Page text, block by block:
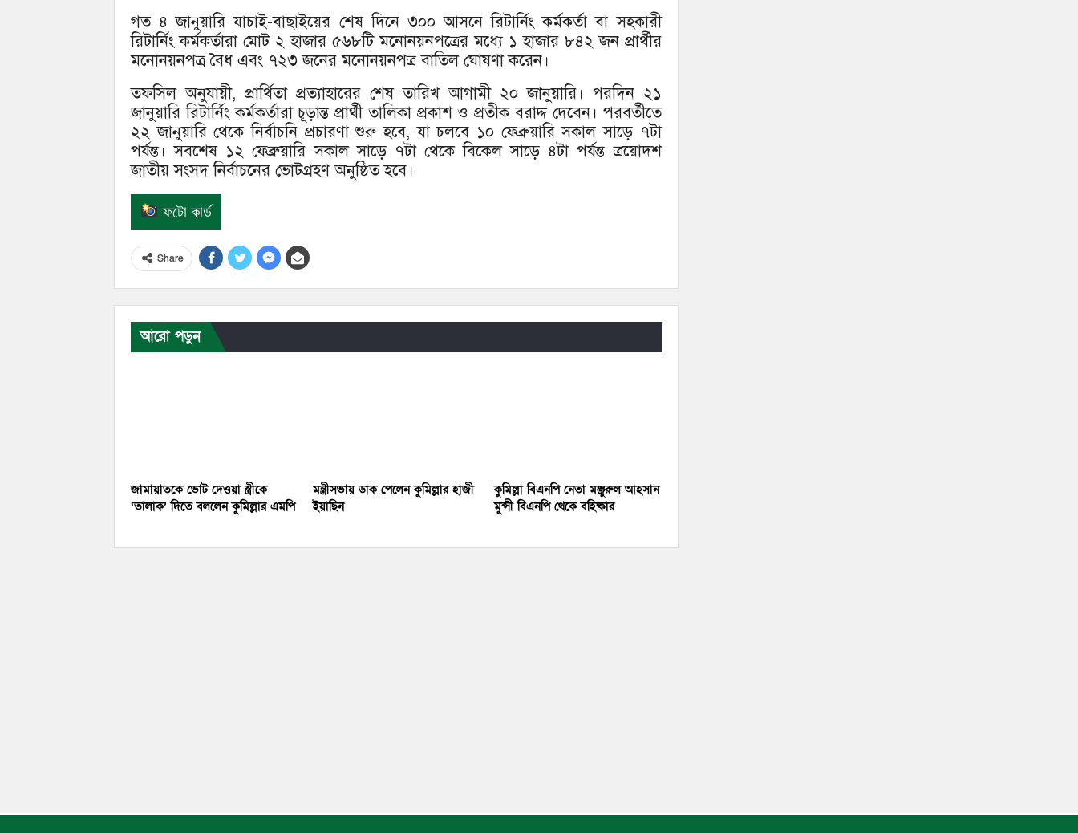
গত ৪ জানুয়ারি যাচাই-বাছাইয়ের শেষ দিনে ৩০০ আসনে রিটার্নিং কর্মকর্তা বা সহকারী
রিটার্নিং কর্মকর্তারা মোট ২ হাজার ৫৬৮টি মনোনয়নপত্রের মধ্যে ১ হাজার ৮৪২ জন প্রার্থীর
মনোনয়নপত্র বৈধ এবং ৭২৩ জনের মনোনয়নপত্র বাতিল ঘোষণা করেন।
তফসিল অনুযায়ী, প্রার্থিতা প্রত্যাহারের শেষ তারিখ আগামী ২০ জানুয়ারি। পরদিন ২১
জানুয়ারি রিটার্নিং কর্মকর্তারা চূড়ান্ত প্রার্থী তালিকা প্রকাশ ও প্রতীক বরাদ্দ দেবেন। পরবর্তীতে
২২ জানুয়ারি থেকে নির্বাচনি প্রচারণা শুরু হবে, যা চলবে ১০ ফেব্রুয়ারি সকাল সাড়ে ৭টা
পর্যন্ত। সবশেষ ১২ ফেব্রুয়ারি সকাল সাড়ে ৭টা থেকে বিকেল সাড়ে ৪টা পর্যন্ত ত্রয়োদশ
জাতীয় সংসদ নির্বাচনের ভোটগ্রহণ অনুষ্ঠিত হবে।
ফটো কার্ড
Share
আরো পড়ুন
জামায়াতকে ভোট দেওয়া স্ত্রীকে
‘তালাক’ দিতে বললেন কুমিল্লার এমপি
মন্ত্রীসভায় ডাক পেলেন কুমিল্লার হাজী
ইয়াছিন
কুমিল্লা বিএনপি নেতা মঞ্জুরুল আহসান
মুন্সী বিএনপি থেকে বহিষ্কার